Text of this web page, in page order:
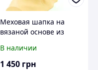
Меховая шапка на
вязаной основе из
Rabbit Кубанка
В наличии
1 450 грн